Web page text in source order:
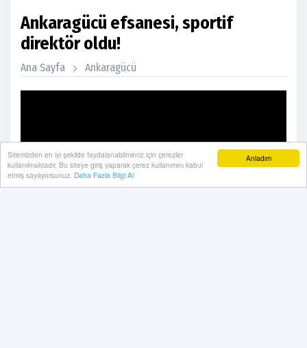
Anladım
Sitemizden en iyi şekilde faydalanabilmeniz için çerezler
kullanılmaktadır. Bu siteye giriş yaparak çerez kullanımını kabul
etmiş sayılıyorsunuz. Daha Fazla Bilgi Al
Ankaragücü efsanesi, sportif
direktör oldu!
Ana Sayfa Ankaragücü